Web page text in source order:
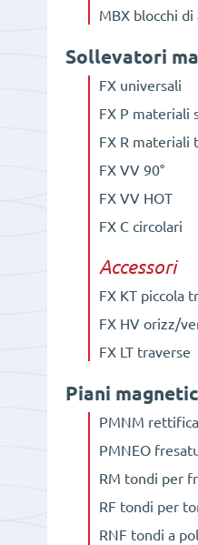
MBX blocchi di
Sollevatori
FX universali
FX P materiali
FX R materiali
FX VV 90°
FX VV HOT
FX C circolari
Accessori
FX KT piccola
FX HV orizz/
FX LT traverse
Piani
PMNM
PMNEO
RM tondi per
RF tondi per
RNF tondi a